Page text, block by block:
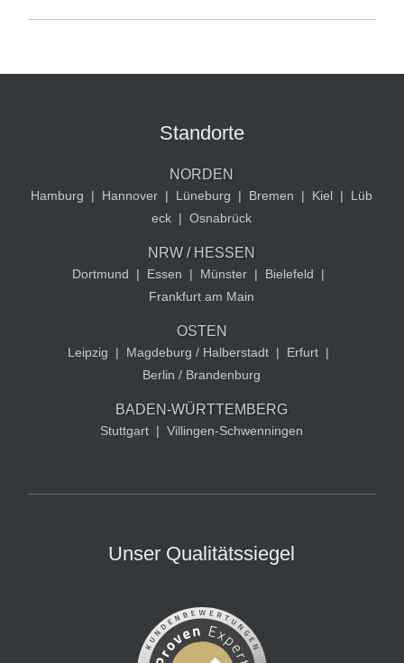
Standorte
NORDEN
Hamburg | Hannover | Lüneburg | Bremen | Kiel |
Lüb
eck | Osnabrück
NRW / HESSEN
Dortmund | Essen | Münster | Bielefeld
|
Frankfurt am Main
OSTEN
Leipzig | Magdeburg / Halberstadt | Erfurt |
Berlin / Brandenburg
BADEN-WÜRTTEMBERG
Stuttgart | Villingen-Schwenningen
Unser Qualitätssiegel